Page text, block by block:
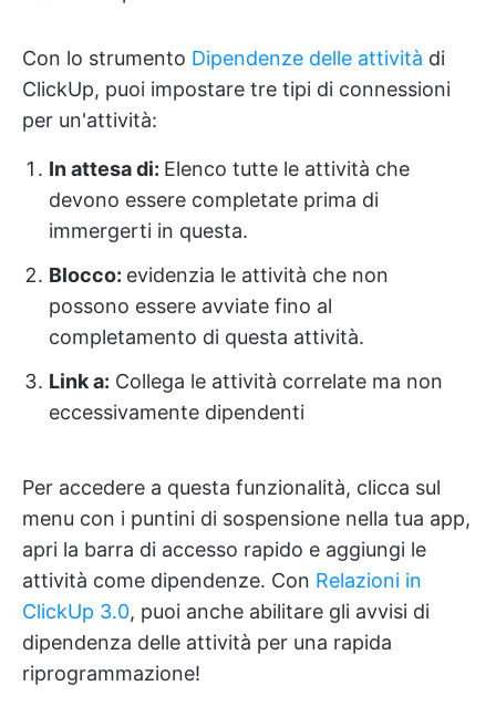
Con lo strumento Dipendenze delle attività di
ClickUp, puoi impostare tre tipi di connessioni
per un'attività:
In attesa di: Elenco tutte le attività che
devono essere completate prima di
immergerti in questa.
Blocco: evidenzia le attività che non
possono essere avviate fino al
completamento di questa attività.
Link a: Collega le attività correlate ma non
eccessivamente dipendenti
Per accedere a questa funzionalità, clicca sul
menu con i puntini di sospensione nella tua app,
apri la barra di accesso rapido e aggiungi le
attività come dipendenze. Con Relazioni in
ClickUp 3.0, puoi anche abilitare gli avvisi di
dipendenza delle attività per una rapida
riprogrammazione!